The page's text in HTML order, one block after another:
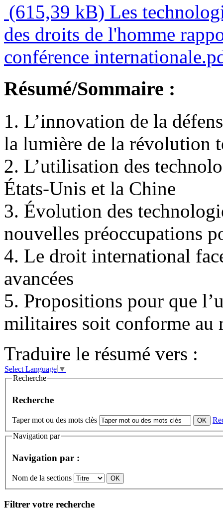
(615,39 kB) Les
des droits de l'homme
conférence
Résumé/Sommaire :
1. L’innovation de la
la lumière de la révolution
2. L’utilisation des
États-Unis et la Chine
3. Évolution des
nouvelles préoccupations
4. Le droit international
avancées
5. Propositions pour que
militaires soit conforme au
Traduire le résumé vers :
Select Language ▼
Recherche
Recherche
Taper mot ou des mots clès
Navigation par
Navigation par :
Nom de la sections
Filtrer votre recherche